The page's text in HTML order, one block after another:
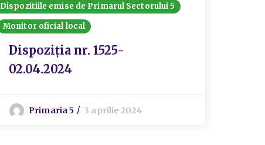
Dispozitiile emise de Primarul Sectorului 5
Monitor oficial local
Dispoziția nr. 1525-
02.04.2024
Primaria 5 3 aprilie 2024